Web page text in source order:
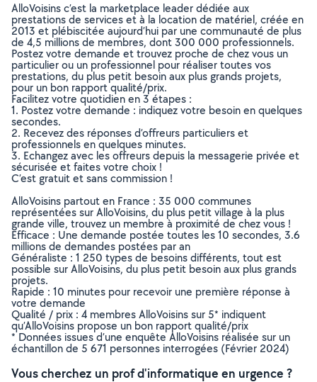
AlloVoisins c’est la marketplace leader dédiée aux
prestations de services et à la location de matériel, créée en
2013 et plébiscitée aujourd’hui par une communauté de plus
de 4,5 millions de membres, dont 300 000 professionnels.
Postez votre demande et trouvez proche de chez vous un
particulier ou un professionnel pour réaliser toutes vos
prestations, du plus petit besoin aux plus grands projets,
pour un bon rapport qualité/prix.
Facilitez votre quotidien en 3 étapes :
1. Postez votre demande : indiquez votre besoin en quelques
secondes.
2. Recevez des réponses d’offreurs particuliers et
professionnels en quelques minutes.
3. Echangez avec les offreurs depuis la messagerie privée et
sécurisée et faites votre choix !
C’est gratuit et sans commission !
AlloVoisins partout en France : 35 000 communes
représentées sur AlloVoisins, du plus petit village à la plus
grande ville, trouvez un membre à proximité de chez vous !
Efficace : Une demande postée toutes les 10 secondes, 3.6
millions de demandes postées par an
Généraliste : 1 250 types de besoins différents, tout est
possible sur AlloVoisins, du plus petit besoin aux plus grands
projets.
Rapide : 10 minutes pour recevoir une première réponse à
votre demande
Qualité / prix : 4 membres AlloVoisins sur 5* indiquent
qu’AlloVoisins propose un bon rapport qualité/prix
* Données issues d’une enquête AlloVoisins réalisée sur un
échantillon de 5 671 personnes interrogées (Février 2024)
Vous cherchez un prof d'informatique en urgence ?